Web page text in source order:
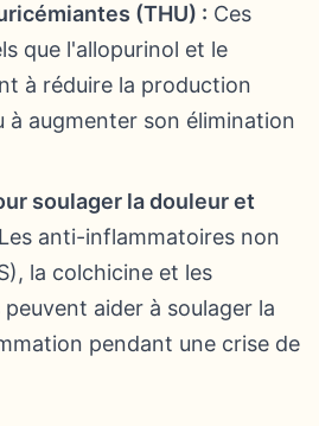
(THU) : Ces
que l'allopurinol et le
à réduire la production
à augmenter son élimination
soulager la douleur et
Les anti-inflammatoires non
la colchicine et les
aider à soulager la
pendant une crise de